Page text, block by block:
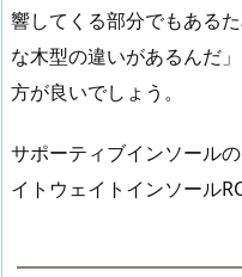
響してくる部分でもある
な木型の違いがあるんだ
方が良いでしょう。
サポーティブインソール
イトウェイトインソール